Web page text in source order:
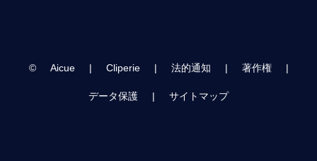
© Aicue | Cliperie | 法的通知 | 著作権 |
データ保護 | サイトマップ